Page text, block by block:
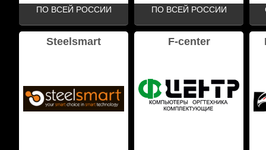
ПО ВСЕЙ РОССИИ ПО ВСЕЙ РОССИИ
Steelsmart F-center